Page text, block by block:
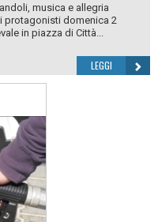
musica e allegria
protagonisti domenica 2
in piazza di Città...
LEGGI